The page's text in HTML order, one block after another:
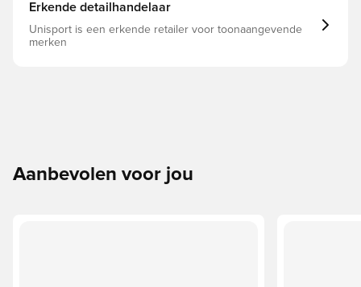
Erkende detailhandelaar
Unisport is een erkende retailer voor toonaangevende
merken
Aanbevolen voor jou